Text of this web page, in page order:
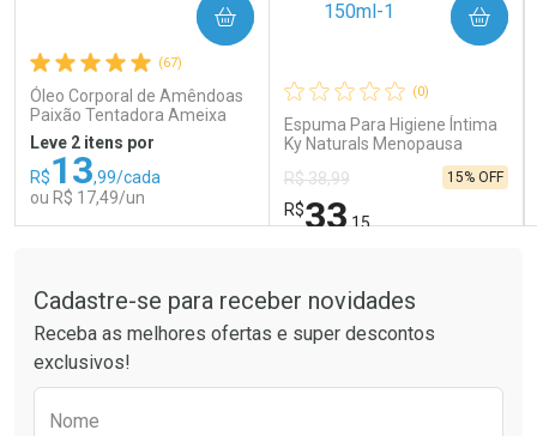
Comprar sem Desconto
Por R$ 189,99/cada
Comprar sem Desconto
Por R$ 189,99/cada
Ativar Desconto
Comprar sem Desconto
Por R$ 66,43/cada
Comprar sem Desconto
(67)
Óleo Corporal de Amêndoas
Paixão Tentadora Ameixa
Rubi 100ml
Leve 2 itens por
R$13,99/cada
ou R$ 17,49/un
COMPRAR
Laboratório
Por Menos
(0)
Espuma Para Higiene Íntima
Ky Naturals Menopausa
R$ 38,99
R$33,15
15% OFF
COMPRAR
Laboratório
Por Menos
Cadastre-se para receber novidades
Receba as melhores ofertas e super descontos
exclusivos!
Nome